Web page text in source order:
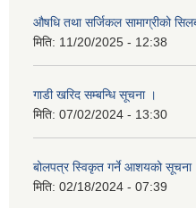
औषधि तथा सर्जिकल सामाग्रीको
मिति: 11/20/2025 - 12:38
गाडी खरिद सम्बन्धि सूचना ।
मिति: 07/02/2024 - 13:30
बोलपत्र स्विकृत गर्ने आशयको सूचना
मिति: 02/18/2024 - 07:39